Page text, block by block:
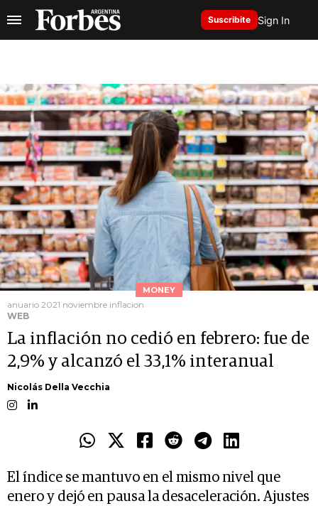
Suscribite Sign In
MONEY
anuario 2021 noviembre inflacion
WEB
La inflación no cedió en febrero: fue de
2,9% y alcanzó el 33,1% interanual
Nicolás Della Vecchia
El índice se mantuvo en el mismo nivel que
enero y dejó en pausa la desaceleración. Ajustes